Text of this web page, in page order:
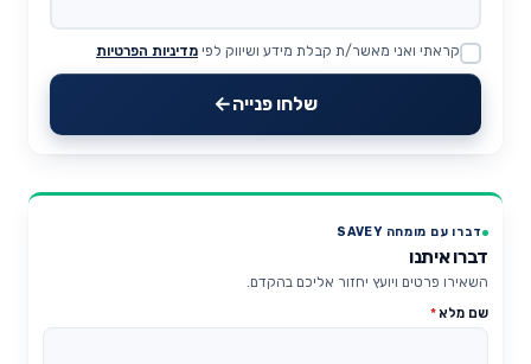
Website
קראתי ואני מאשר/ת קבלת מידע ושיווק לפי מדיניות הפרטיות
שלחו פנייה
דברו עם מומחה SAVEY
דברו איתנו
השאירו פרטים ויועץ יחזור אליכם בהקדם.
שם מלא*